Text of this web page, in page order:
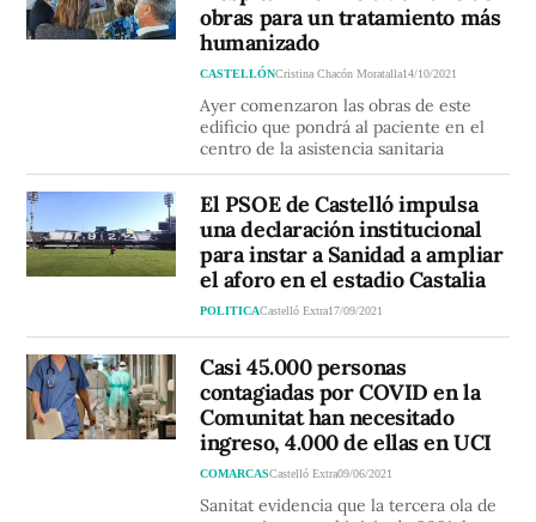
obras para un tratamiento más
humanizado
CASTELLÓNCristina Chacón Moratalla14/10/2021
Ayer comenzaron las obras de este
edificio que pondrá al paciente en el
centro de la asistencia sanitaria
El PSOE de Castelló impulsa
una declaración institucional
para instar a Sanidad a ampliar
el aforo en el estadio Castalia
POLITICACastelló Extra17/09/2021
Casi 45.000 personas
contagiadas por COVID en la
Comunitat han necesitado
ingreso, 4.000 de ellas en UCI
COMARCASCastelló Extra09/06/2021
Sanitat evidencia que la tercera ola de